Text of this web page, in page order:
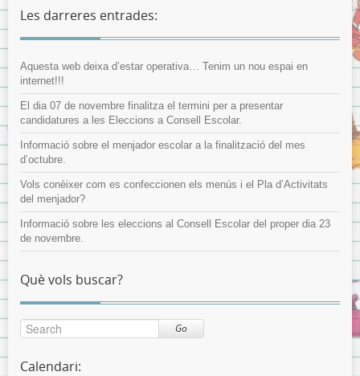
Les darreres entrades:
Aquesta web deixa d’estar operativa… Tenim un nou espai en
internet!!!
El dia 07 de novembre finalitza el termini per a presentar
candidatures a les Eleccions a Consell Escolar.
Informació sobre el menjador escolar a la finalització del mes
d’octubre.
Vols conèixer com es confeccionen els menús i el Pla d’Activitats
del menjador?
Informació sobre les eleccions al Consell Escolar del proper dia 23
de novembre.
Què vols buscar?
Go
Calendari: